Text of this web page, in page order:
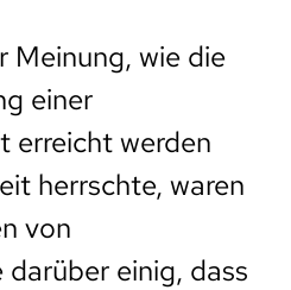
Meinung, wie die
einer
erreicht werden
herrschte, waren
von
einig, dass